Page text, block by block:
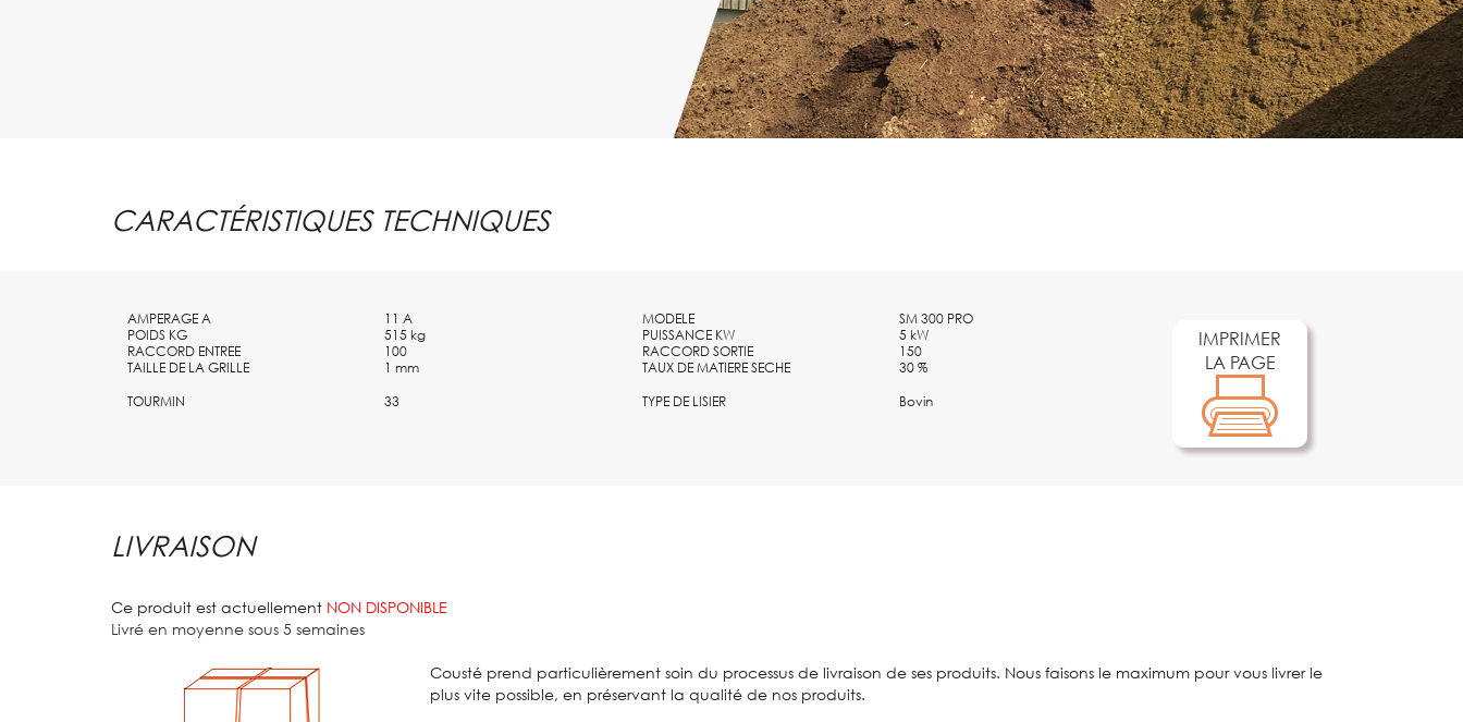
CARACTÉRISTIQUES TECHNIQUES
AMPERAGE A 11 A MODELE
SM 300 PRO
POIDS KG
515 kg PUISSANCE KW
5 kW
RACCORD ENTREE
100 RACCORD SORTIE
150
TAILLE DE LA GRILLE
1 mm TAUX DE MATIERE SECHE
30 %
TOURMIN
33 TYPE DE LISIER Bovin
IMPRIMER
LA PAGE
LIVRAISON
Ce produit est actuellement NON DISPONIBLE
Livré en moyenne sous 5 semaines
Cousté prend particulièrement soin du processus de livraison de ses produits. Nous faisons le maximum pour vous livrer le
plus vite possible, en préservant la qualité de nos produits.